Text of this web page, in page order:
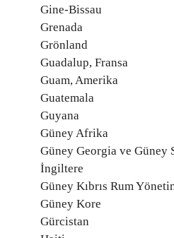
Gine-Bissau
Grenada
Grönland
Guadalup, Fransa
Guam, Amerika
Guatemala
Guyana
Güney Afrika
Güney Georgia ve Güney
İngiltere
Güney Kıbrıs Rum
Güney Kore
Gürcistan